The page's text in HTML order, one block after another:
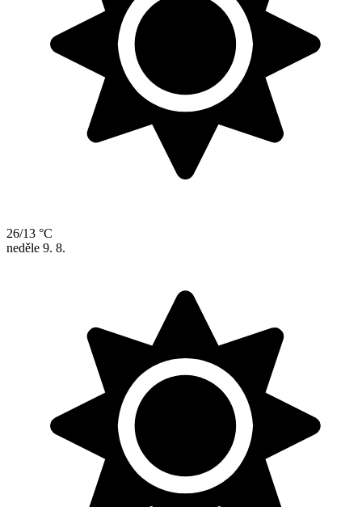
26/13 °C
neděle 9. 8.